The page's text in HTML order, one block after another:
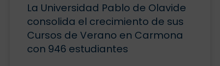
La Universidad Pablo de Olavide
consolida el crecimiento de sus
Cursos de Verano en Carmona
con 946 estudiantes